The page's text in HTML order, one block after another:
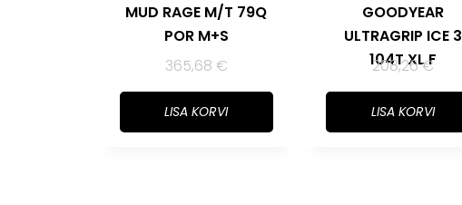
MUD RAGE M/T 79Q
POR M+S
365,68 €
LISA KORVI
GOODYEAR
ULTRAGRIP ICE 3
104T XL F
208,26€
LISA KORVI